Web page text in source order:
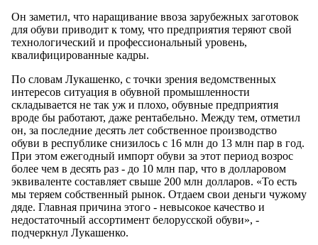
Он заметил, что наращивание ввоза зарубежных заготовок
для обуви приводит к тому, что предприятия теряют свой
технологический и профессиональный уровень,
квалифицированные кадры.
По словам Лукашенко, с точки зрения ведомственных
интересов ситуация в обувной промышленности
складывается не так уж и плохо, обувные предприятия
вроде бы работают, даже рентабельно. Между тем, отметил
он, за последние десять лет собственное производство
обуви в республике снизилось с 16 млн до 13 млн пар в год.
При этом ежегодный импорт обуви за этот период возрос
более чем в десять раз - до 10 млн пар, что в долларовом
эквиваленте составляет свыше 200 млн долларов. «То есть
мы теряем собственный рынок. Отдаем свои деньги чужому
дяде. Главная причина этого - невысокое качество и
недостаточный ассортимент белорусской обуви», -
подчеркнул Лукашенко.